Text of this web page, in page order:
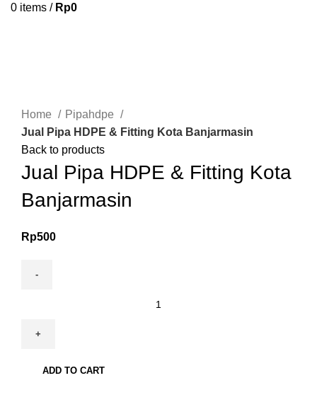
0 items / Rp0
Home
Pipahdpe
Jual Pipa HDPE & Fitting Kota Banjarmasin
Back to products
Jual Pipa HDPE & Fitting Kota
Banjarmasin
Rp500
HDPE
FittingADD TO CART